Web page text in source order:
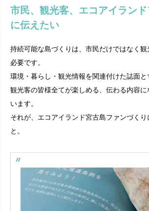
市民、観光客、エコアイラン
に伝えたい
持続可能な島づくりは、市民だけではなく観
必要です。
環境・暮らし・観光情報を関連付けた誌面と
観光客の皆様全てが楽しめる、伝わる内容
います。
それが、エコアイランド宮古島ファンづくり
と。